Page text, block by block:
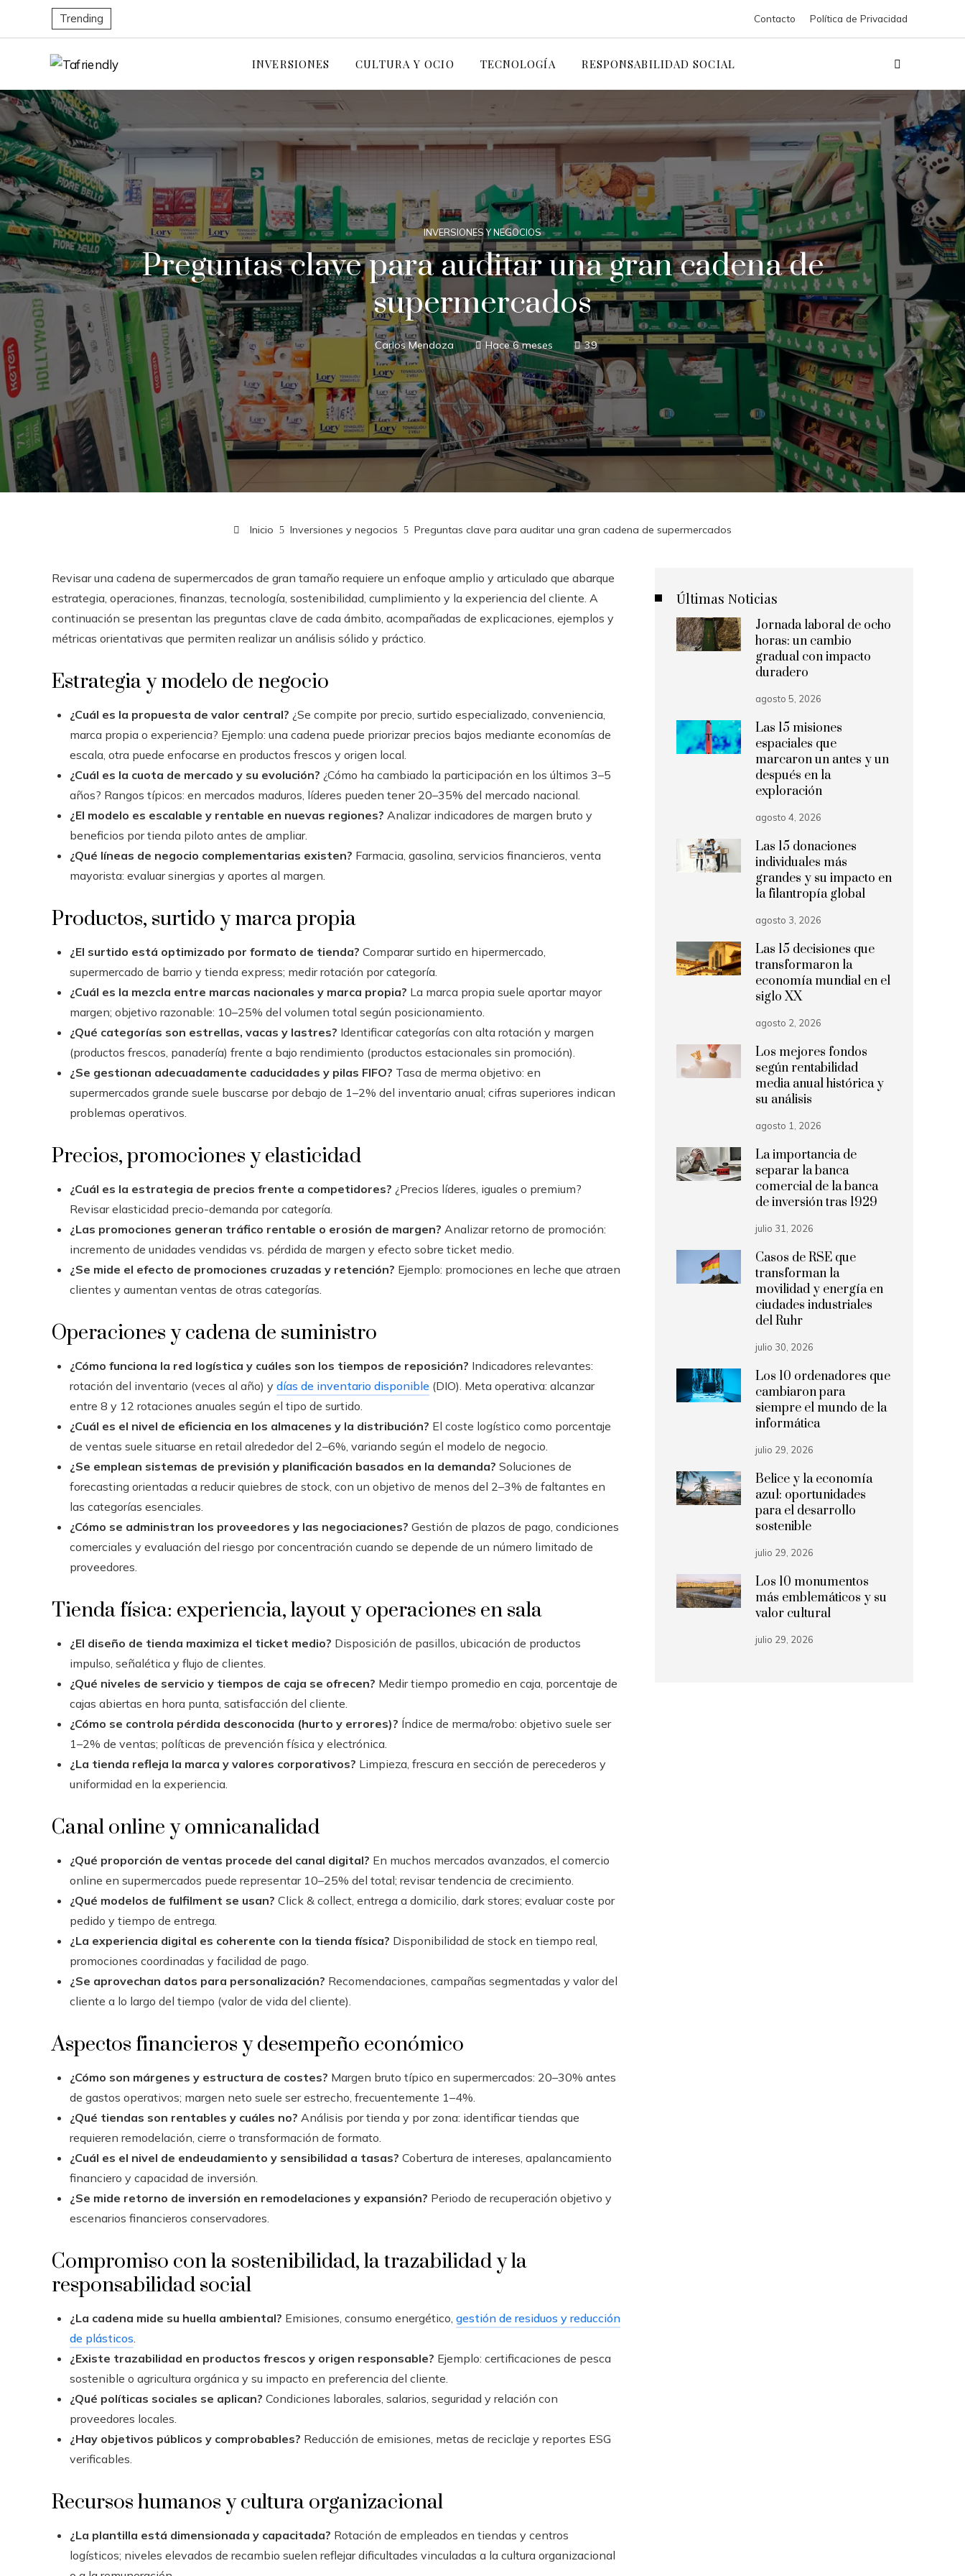
Trending Contacto Política de Privacidad
INVERSIONES CULTURA Y OCIO TECNOLOGÍA RESPONSABILIDAD SOCIAL
INVERSIONES Y NEGOCIOS
Preguntas clave para auditar una gran cadena de
supermercados
Carlos Mendoza Hace 6 meses 39
Inicio Inversiones y negocios Preguntas clave para auditar una gran cadena de supermercados
Revisar una cadena de supermercados de gran tamaño requiere un enfoque amplio y articulado que abarque
estrategia, operaciones, finanzas, tecnología, sostenibilidad, cumplimiento y la experiencia del cliente. A
continuación se presentan las preguntas clave de cada ámbito, acompañadas de explicaciones, ejemplos y
métricas orientativas que permiten realizar un análisis sólido y práctico.
Estrategia y modelo de negocio
¿Cuál es la propuesta de valor central? ¿Se compite por precio, surtido especializado, conveniencia,
marca propia o experiencia? Ejemplo: una cadena puede priorizar precios bajos mediante economías de
escala, otra puede enfocarse en productos frescos y origen local.
¿Cuál es la cuota de mercado y su evolución? ¿Cómo ha cambiado la participación en los últimos 3–5
años? Rangos típicos: en mercados maduros, líderes pueden tener 20–35% del mercado nacional.
¿El modelo es escalable y rentable en nuevas regiones? Analizar indicadores de margen bruto y
beneficios por tienda piloto antes de ampliar.
¿Qué líneas de negocio complementarias existen? Farmacia, gasolina, servicios financieros, venta
mayorista: evaluar sinergias y aportes al margen.
Productos, surtido y marca propia
¿El surtido está optimizado por formato de tienda? Comparar surtido en hipermercado,
supermercado de barrio y tienda express; medir rotación por categoría.
¿Cuál es la mezcla entre marcas nacionales y marca propia? La marca propia suele aportar mayor
margen; objetivo razonable: 10–25% del volumen total según posicionamiento.
¿Qué categorías son estrellas, vacas y lastres? Identificar categorías con alta rotación y margen
(productos frescos, panadería) frente a bajo rendimiento (productos estacionales sin promoción).
¿Se gestionan adecuadamente caducidades y pilas FIFO? Tasa de merma objetivo: en
supermercados grande suele buscarse por debajo de 1–2% del inventario anual; cifras superiores indican
problemas operativos.
Precios, promociones y elasticidad
¿Cuál es la estrategia de precios frente a competidores? ¿Precios líderes, iguales o premium?
Revisar elasticidad precio-demanda por categoría.
¿Las promociones generan tráfico rentable o erosión de margen? Analizar retorno de promoción:
incremento de unidades vendidas vs. pérdida de margen y efecto sobre ticket medio.
¿Se mide el efecto de promociones cruzadas y retención? Ejemplo: promociones en leche que atraen
clientes y aumentan ventas de otras categorías.
Operaciones y cadena de suministro
¿Cómo funciona la red logística y cuáles son los tiempos de reposición? Indicadores relevantes:
rotación del inventario (veces al año) y días de inventario disponible (DIO). Meta operativa: alcanzar
entre 8 y 12 rotaciones anuales según el tipo de surtido.
¿Cuál es el nivel de eficiencia en los almacenes y la distribución? El coste logístico como porcentaje
de ventas suele situarse en retail alrededor del 2–6%, variando según el modelo de negocio.
¿Se emplean sistemas de previsión y planificación basados en la demanda? Soluciones de
forecasting orientadas a reducir quiebres de stock, con un objetivo de menos del 2–3% de faltantes en
las categorías esenciales.
¿Cómo se administran los proveedores y las negociaciones? Gestión de plazos de pago, condiciones
comerciales y evaluación del riesgo por concentración cuando se depende de un número limitado de
proveedores.
Tienda física: experiencia, layout y operaciones en sala
¿El diseño de tienda maximiza el ticket medio? Disposición de pasillos, ubicación de productos
impulso, señalética y flujo de clientes.
¿Qué niveles de servicio y tiempos de caja se ofrecen? Medir tiempo promedio en caja, porcentaje de
cajas abiertas en hora punta, satisfacción del cliente.
¿Cómo se controla pérdida desconocida (hurto y errores)? Índice de merma/robo: objetivo suele ser
1–2% de ventas; políticas de prevención física y electrónica.
¿La tienda refleja la marca y valores corporativos? Limpieza, frescura en sección de perecederos y
uniformidad en la experiencia.
Canal online y omnicanalidad
¿Qué proporción de ventas procede del canal digital? En muchos mercados avanzados, el comercio
online en supermercados puede representar 10–25% del total; revisar tendencia de crecimiento.
¿Qué modelos de fulfilment se usan? Click & collect, entrega a domicilio, dark stores; evaluar coste por
pedido y tiempo de entrega.
¿La experiencia digital es coherente con la tienda física? Disponibilidad de stock en tiempo real,
promociones coordinadas y facilidad de pago.
¿Se aprovechan datos para personalización? Recomendaciones, campañas segmentadas y valor del
cliente a lo largo del tiempo (valor de vida del cliente).
Aspectos financieros y desempeño económico
¿Cómo son márgenes y estructura de costes? Margen bruto típico en supermercados: 20–30% antes
de gastos operativos; margen neto suele ser estrecho, frecuentemente 1–4%.
¿Qué tiendas son rentables y cuáles no? Análisis por tienda y por zona: identificar tiendas que
requieren remodelación, cierre o transformación de formato.
¿Cuál es el nivel de endeudamiento y sensibilidad a tasas? Cobertura de intereses, apalancamiento
financiero y capacidad de inversión.
¿Se mide retorno de inversión en remodelaciones y expansión? Periodo de recuperación objetivo y
escenarios financieros conservadores.
Compromiso con la sostenibilidad, la trazabilidad y la
responsabilidad social
¿La cadena mide su huella ambiental? Emisiones, consumo energético, gestión de residuos y reducción
de plásticos.
¿Existe trazabilidad en productos frescos y origen responsable? Ejemplo: certificaciones de pesca
sostenible o agricultura orgánica y su impacto en preferencia del cliente.
¿Qué políticas sociales se aplican? Condiciones laborales, salarios, seguridad y relación con
proveedores locales.
¿Hay objetivos públicos y comprobables? Reducción de emisiones, metas de reciclaje y reportes ESG
verificables.
Recursos humanos y cultura organizacional
¿La plantilla está dimensionada y capacitada? Rotación de empleados en tiendas y centros
logísticos; niveles elevados de recambio suelen reflejar dificultades vinculadas a la cultura organizacional
Últimas Noticias
Jornada laboral de ocho
horas: un cambio
gradual con impacto
duradero
agosto 5, 2026
Las 15 misiones
espaciales que
marcaron un antes y un
después en la
exploración
agosto 4, 2026
Las 15 donaciones
individuales más
grandes y su impacto en
la filantropía global
agosto 3, 2026
Las 15 decisiones que
transformaron la
economía mundial en el
siglo XX
agosto 2, 2026
Los mejores fondos
según rentabilidad
media anual histórica y
su análisis
agosto 1, 2026
La importancia de
separar la banca
comercial de la banca
de inversión tras 1929
julio 31, 2026
Casos de RSE que
transforman la
movilidad y energía en
ciudades industriales
del Ruhr
julio 30, 2026
Los 10 ordenadores que
cambiaron para
siempre el mundo de la
informática
julio 29, 2026
Belice y la economía
azul: oportunidades
para el desarrollo
sostenible
julio 29, 2026
Los 10 monumentos
más emblemáticos y su
valor cultural
julio 29, 2026